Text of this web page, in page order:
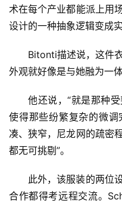
术在每个产业都能派上用
设计的一种抽象逻辑变成
Bitonti描述说，这件
外观就好像是与她融为一
他还说，“就是那种
使得那些纷繁复杂的微
凑、狭窄，尼龙网的疏密
都无可挑剔”。
此外，该服装的两位
合作都得考远程交流。